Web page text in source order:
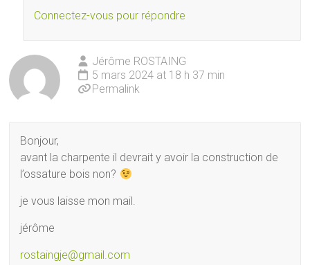
Connectez-vous pour répondre
Jérôme ROSTAING
5 mars 2024 at 18 h 37 min
Permalink
Bonjour,
avant la charpente il devrait y avoir la construction de
l’ossature bois non?
je vous laisse mon mail.
jérôme
rostaingje@gmail.com